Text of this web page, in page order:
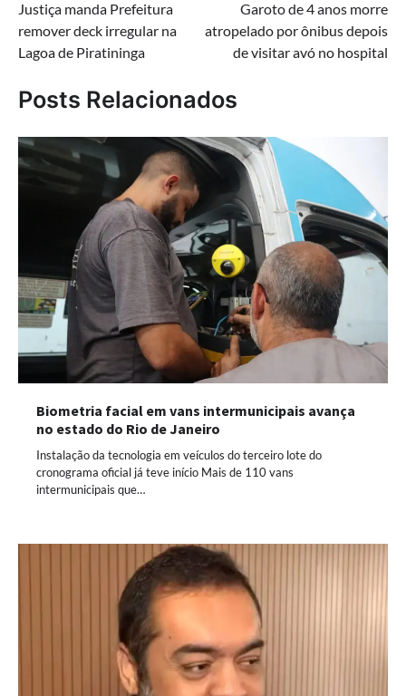
de
Post
Justiça manda Prefeitura
remover deck irregular na
Lagoa de Piratininga
Garoto de 4 anos morre
atropelado por ônibus depois
de visitar avó no hospital
Posts Relacionados
Biometria facial em vans intermunicipais avança
no estado do Rio de Janeiro
Instalação da tecnologia em veículos do terceiro lote do
cronograma oficial já teve início Mais de 110 vans
intermunicipais que…